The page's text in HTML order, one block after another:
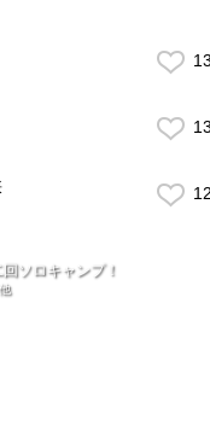
回ソロキャンプ！